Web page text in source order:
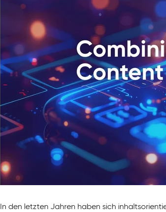
In den letzten Jahren haben sich